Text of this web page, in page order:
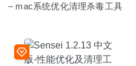
– mac系统优化清理杀毒工具